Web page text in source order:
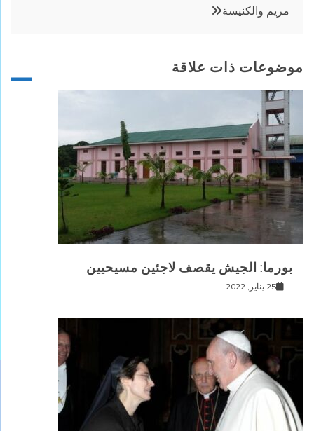
مريم والكنيسة
موضوعات ذات علاقة
بورما: الجيش يقصف لاجئين مسيحيين
25 يناير, 2022